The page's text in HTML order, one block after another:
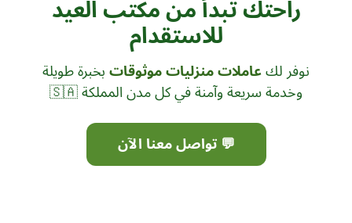
راحتك تبدأ من مكتب العيد
للاستقدام
نوفر لكعاملات منزليات موثوقاتبخبرة طويلة
وخدمة سريعة وآمنة في كل مدن المملكة 🇸🇦
💬 تواصل معنا الآن